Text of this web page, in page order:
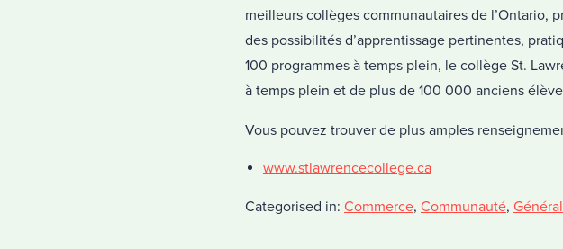
meilleurs collèges communautaires de l’Ontario,
des possibilités d’apprentissage pertinentes,
100 programmes à temps plein, le collège St.
à temps plein et de plus de 100 000 anciens
Vous pouvez trouver de plus amples
www.stlawrencecollege.ca
Categorised in: Commerce, Communauté, Général